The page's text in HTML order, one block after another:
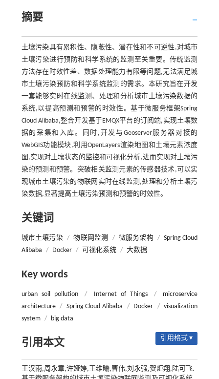
摘要
土壤污染具有累积性、隐蔽性、潜在性和不可逆性,对城市
土壤污染进行预防和科学系统的监测至关重要。传统监测
方法存在时效性差、数据处理能力有限等问题,无法满足城
市土壤污染预防和科学系统监测的需求。本研究旨在开发
一套能够实时在线监测、处理和分析城市土壤污染数据的
系统,以提高预测和预警的时效性。基于微服务框架Spring
Cloud Alibaba,整合开发基于EMQX平台的订阅端,实现土壤数
据的采集和入库。同时,开发与Geoserver服务器对接的
WebGIS功能模块,利用OpenLayers渲染地图和土壤元素浓度
图,实现对土壤状态的监控和可视化分析,进而实现对土壤污
染的预测和预警。突破相关监测元素的传感器技术,可以实
现城市土壤污染的物联网实时在线监测,处理和分析土壤污
染数据,显著提高土壤污染预测和预警的时效性。
关键词
城市土壤污染 / 物联网监测 / 微服务架构 / Spring Cloud
Alibaba / Docker / 可视化系统 / 大数据
Key words
urban soil pollution / Internet of Things /
microservice
architecture / Spring Cloud Alibaba / Docker / visualization
system / big data
引用本文 引用格式 ▾
王汉雨,周永章,许娅婷,王维曦,曹伟,刘永强,贺炬翔,陆可飞.